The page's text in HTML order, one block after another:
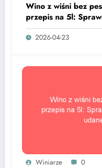
Wino z wiśni bez
przepis na 5l:
sekret udanego
2026-04-23
Winiarze 0